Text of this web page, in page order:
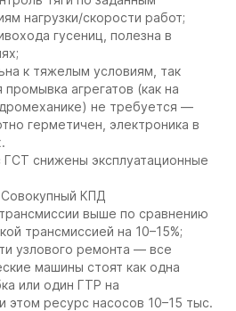
нагрузки/скорости работ;
гусениц, полезна в
к тяжелым условиям, так
агрегатов (как на
не требуется —
герметичен, электроника в
снижены эксплуатационные
КПД
выше по сравнению
трансмиссией на 10–15%;
узлового ремонта — все
машины стоят как одна
или один ГТР на
этом ресурс насосов 10–15 тыс.